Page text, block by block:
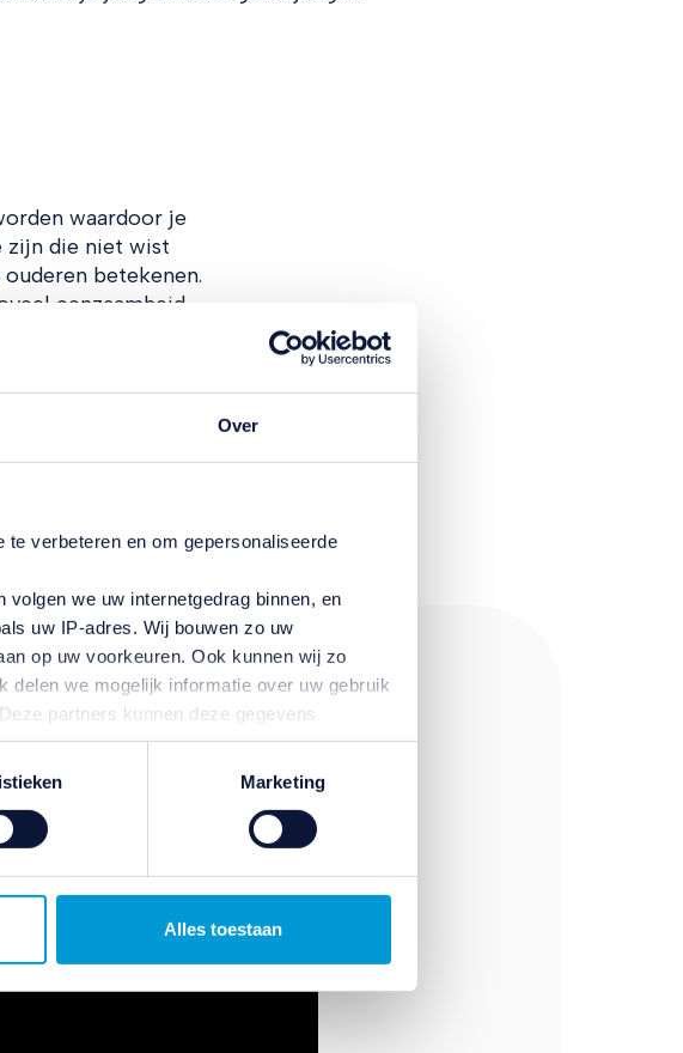
Over
verbeteren en om gepersonaliseerde
volgen we uw internetgedrag binnen, en
uw IP-adres. Wij bouwen zo uw
op uw voorkeuren. Ook kunnen wij zo
delen we mogelijk informatie over uw gebruik
partners kunnen deze gegevens
verzameld op basis van uw gebruik van
of uw toestemming intrekken door te
Marketing
Alles toestaan
waardoor je
zijn die niet wist
betekenen.
eenzaamheid –